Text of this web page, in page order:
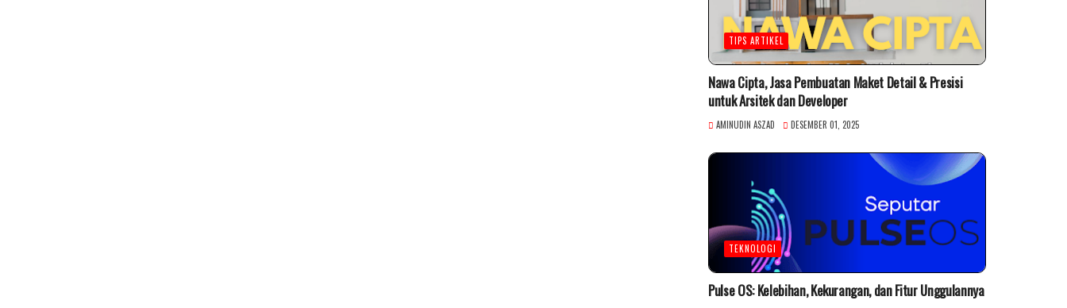
TIPS ARTIKEL
Nawa Cipta, Jasa Pembuatan Maket Detail & Presisi
untuk Arsitek dan Developer
AMINUDIN ASZAD DESEMBER 01, 2025
TEKNOLOGI
Pulse OS: Kelebihan, Kekurangan, dan Fitur Unggulannya